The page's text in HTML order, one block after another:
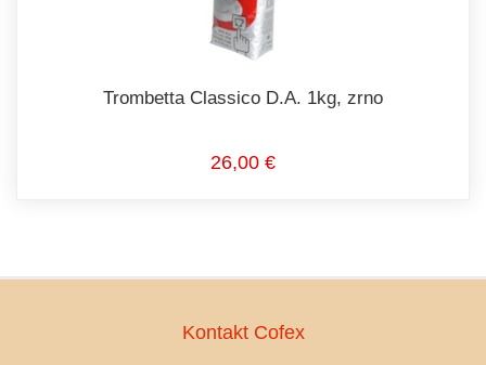
Trombetta Classico D.A. 1kg, zrno
26,00 €
Kontakt Cofex